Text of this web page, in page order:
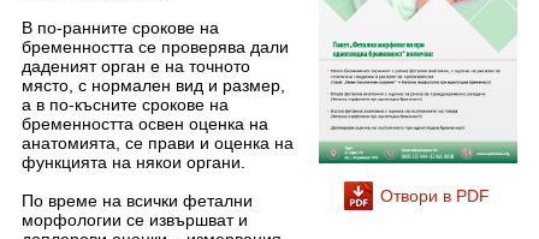
Отвори в PDF
В по-ранните срокове на
бременността се проверява дали
даденият орган е на точното
място, с нормален вид и размер,
а в по-късните срокове на
бременността освен оценка на
анатомията, се прави и оценка на
функцията на някои органи.
По време на всички фетални
морфологии се извършват и